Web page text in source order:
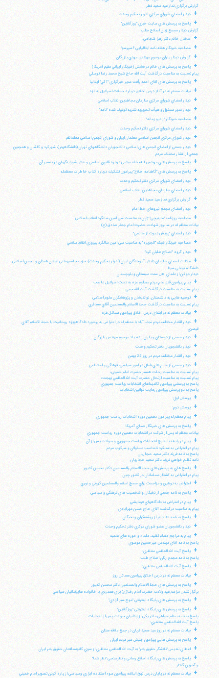
گزارش برگزاري نماز عيد سعيد فطر
+ ديدار اعضاي شوراي مركزي ادوار تحكيم وحدت
+
پاسخ به پرسش هاي سايت خبري "روزآنلاين"
گزارش ديدار مجمع زنان اصلاح طلب
+ سخنان خانم دكتر زهرا شجاعي:
+ مصاحبه خبرنگار هفته نامه ايتاليايي "اسپرسو"
+ گزارش ديدار ياران مرحوم مهندس مهدي بازرگان
+
پاسخ به پرسش هاي خانم درخشش (خبرنگار ايراني مقيم آمريكا)
پيام تسليت به مناسبت درگذشت آيت الله حاج شيخ محمد رضا توسلي
+ پاسخ به پرسش هاي آقاي احمد رأفت مدير خبرگزاري "آكي" ايتاليا
+ بيانات معظم له در آغاز درس اخلاق درباره حملات اسرائيل به غزه
+ ديدار اعضاي شوراي مركزي سازمان مجاهدين انقلاب اسلامي
+ ديدار مدير مسئول و هيأت تحريريه نشريه توقيف شده "نامه"
+ مصاحبه خبرنگار "راديو زمانه"
+ ديدار اعضاي شوراي مركزي دفتر تحكيم وحدت
+ ديدار شوراي مركزي انجمن اسلامي معلمان ايران و شوراي انجمن اسلامي معلمانقم
+
ديدار جمعي از اعضاي انجمن هاي اسلامي دانشجويان دانشگاههاي تهران (دانشگاههنر)، شهركرد و كاشان و همچنين
جمعي از اقشار مختلف مردم
+ پاسخ به پرسش هاي مهندس لطف الله ميثمي درباره قانون اساسي و نقش شوراينگهبان در تفسير آن
+ پاسخ به پرسش هاي "گاهنامه اطلاع" پيرامون تشكيك درباره كتاب خاطرات معظمله
+ ديدار اعضاي شوراي مركزي دفتر تحكيم وحدت
+ ديدار اعضاي سازمان مجاهدين انقلاب اسلامي
+ گزارش برگزاري نماز عيد سعيد فطر
+ ديدار اعضاي مجمع نيروهاي خط امام
+
مصاحبه روزنامه "ماينيچي" ژاپن به مناسبت سي امين سالگرد انقلاب اسلامي
بيانات معظم له در سالروز شهادت حضرت امام جعفر صادق (ع)
+ ديدار اعضاي "پويش دعوت از خاتمي"
+ مصاحبه خبرنگار شبكه "الجزيره" به مناسبت سي امين سالگرد پيروزي انقلاباسلامي
+ ديدار گروه "اصلاح طلبان كرد"
+
ملاقات اعضاي سازمان دانش آموختگان ايران (ادوار تحكيم وحدت)، حزب جامعهمدني استان همدان و انجمن اسلامي
دانشگاه بوعلي سينا
ديدار دو تن از علماي اهل سنت سيستان و بلوچستان
+
پيام پيرامون قتل عام مردم مظلوم غزه به دست اسرائيل غاصب
پيام تسليت به مناسبت درگذشت آيت الله جمي
+
توصيه هايي به دانشمندان، نوانديشان و پژوهشگران علوم اسلامي
پيام تسليت به مناسبت درگذشت حجة الاسلام والمسلمين آقاي مسافري
+ بيانات معظم له در ابتداي درس اخلاق پيرامون مسائل غزه
+
ديدار اقشار مختلف مردم نجف آباد با معظم له در اعتراض به برخورد دادگاهويژه روحانيت با حجة الاسلام آقاي
قيصري
+ ديدار جمعي از دوستان و ياران زنده ياد مرحوم مهندس بازرگان
+ ديدار دانشجويان دفتر تحكيم وحدت
+ ديدار اقشار مختلف مردم در روز 22 بهمن
+
ديدار جمعي از خانم هاي فعال در امور سياسي، فرهنگي و اجتماعي
پيام تسليت به مناسبت رحلت همسر حضرت امام خميني؛
پيام تسليت به مناسبت ارتحال حضرت آيت الله العظمي بهجت؛
پاسخ به پرسشي پيرامون كانديداهاي انتخابات رياست جمهوري
پاسخ به دو پرسش پيرامون رعايت قوانين انتخابات
+ پرسش اول:
+ پرسش دوم:
+ پيام معظم له پيرامون دهمين دوره انتخابات رياست جمهوري
+
پاسخ به پرسش هاي خبرنگار صداي آمريكا
بيانات معظم له پس از شركت در انتخابات دهمين دوره رياست جمهوري
+
پيام در رابطه با نتايج انتخابات رياست جمهوري و حوادث پس از آن
پيام در اعتراض به عملكرد نامناسب مسئولان و سركوب مردم
پاسخ به نامه فرزند دكتر سعيد حجاريان
نامه تظلم خواهي فرزند دكتر سعيد حجاريان:
+
پاسخ هاي به پرسش هاي حجة الاسلام والمسلمين دكتر محسن كديور
پيام در اعتراض به كشتار مسلمانان در كشور چين
+ اعتراض به توهين و مزاحمت براي حجج اسلام والمسلمين كروبي و نوري
+ پاسخ به نامه جمعي از نخبگان و شخصيت هاي فرهنگي و سياسي
+
پيام در اعتراض به دادگاههاي فرمايشي
پيام به مناسبت درگذشت آقاي حاج حسن مهرآبادي
+ پاسخ به نامه 293 نفر از روشنفكران و نخبگان
+ ديدار دانشجويان عضو شوراي مركزي دفتر تحكيم وحدت
+
پيام به مراجع عظام تقليد، علماء و حوزه هاي علميه
پاسخ به نامه آقاي مهندس ميرحسين موسوي
+
پاسخ آيت الله العظمي منتظري:
پاسخ به نامه مجمع زنان اصلاح طلب
+ پاسخ آيت الله العظمي منتظري:
+ بيانات معظم له در درس اخلاق پيرامون مسائل روز
+
پاسخ به پرسش هاي حجة الاسلام والمسلمين دكتر محسن كديور
برگزار نشدن مراسم عيد ولادت حضرت امام رضا(ع) براي همدردي با خانواده هايزندانيان سياسي
+ پاسخ به پرسش هاي پايگاه اينترنتي "موج سبز آزادي"
+
پاسخ به پرسش هاي پايگاه اينترنتي "روزآنلاين"
پاسخ به نامه تظلم خواهي مادر يكي از زندانيان حوادث پس از انتخابات
پاسخ آيت الله العظمي منتظري:
+ بيانات معظم له در روز عيد سعيد قربان در جمع علاقه مندان
+ پاسخ به پرسش هايي پيرامون جنبش سبز مردم ايران
+ اعطاي تنديس "تلاشگر حقوق بشر" به آيت الله العظمي منتظري از سوي كانونمدافعان حقوق بشر ايران
+
پاسخ به پرسش هاي پايگاه اطلاع رساني و نظرسنجي "نظر شما"
و آخرين گفتار...
+ بيانات معظم له در پايان درس نهج البلاغه پيرامون سوء استفاده ابزاري وسياسي از پاره كردن تصوير امام خميني